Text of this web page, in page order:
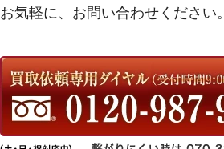
お気軽に、お問い合わせください。